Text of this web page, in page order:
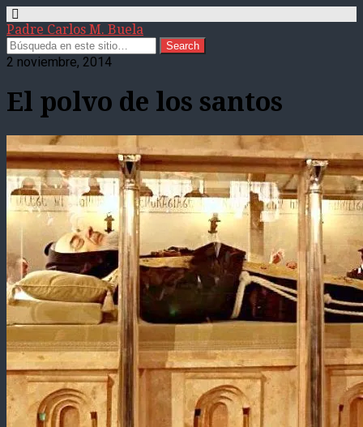
Padre Carlos M. Buela
2 noviembre, 2014
El polvo de los santos